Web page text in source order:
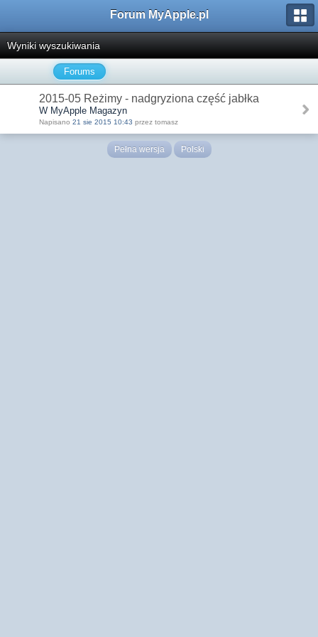
Forum MyApple.pl
Wyniki wyszukiwania
Forums
2015-05 Reżimy - nadgryziona część jabłka
W MyApple Magazyn
Napisano 21 sie 2015 10:43 przez tomasz
Pełna wersja Polski